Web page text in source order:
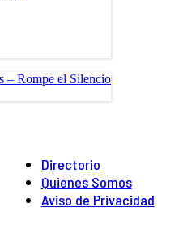
– Rompe el Silencio
Directorio
Quienes Somos
Aviso de Privacidad